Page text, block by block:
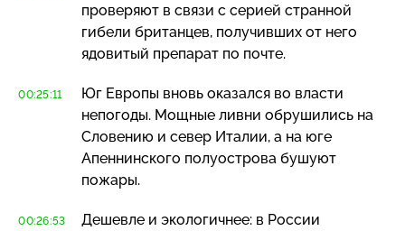
проверяют в связи с серией странной
гибели британцев, получивших от него
ядовитый препарат по почте.
00:25:11
Юг Европы вновь оказался во власти
непогоды. Мощные ливни обрушились на
Словению и север Италии, а на юге
Апеннинского полуострова бушуют
пожары.
00:26:53
Дешевле и экологичнее: в России